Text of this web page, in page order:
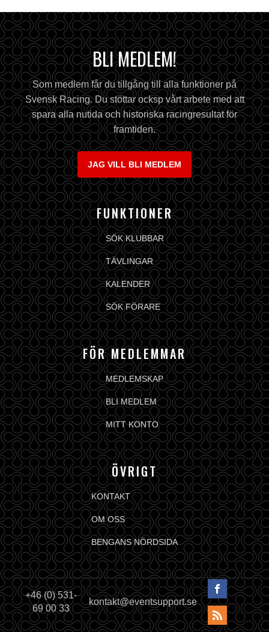
BLI MEDLEM!
Som medlem får du tillgång till alla funktioner på
Svensk Racing. Du stöttar ocksp vårt arbete med att
spara alla nutida och historiska racingresultat för
framtiden.
JAG VILL BLI MEDLEM
FUNKTIONER
SÖK KLUBBAR
TÄVLINGAR
KALENDER
SÖK FÖRARE
FÖR MEDLEMMAR
MEDLEMSKAP
BLI MEDLEM
MITT KONTO
ÖVRIGT
KONTAKT
OM OSS
BENGANS NÖRDSIDA
+46 (0) 531-
69 00 33
kontakt@eventsupport.se